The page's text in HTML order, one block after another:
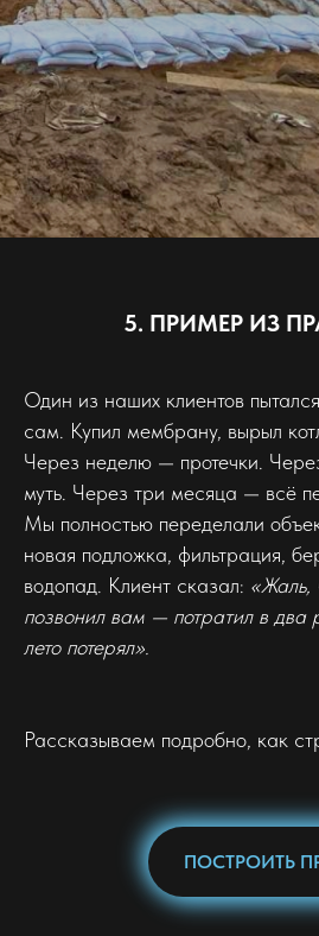
5. ПРИМЕР ИЗ
Один из наших клиентов
сам. Купил мембрану, вырыл
Через неделю — протечки.
муть. Через три месяца — всё
Мы полностью переделали
новая подложка, фильтрация,
водопад. Клиент сказал: «Жаль,
позвонил вам — потратил в два
лето потерял».
Рассказываем подробно, как
ПОСТРОИТЬ